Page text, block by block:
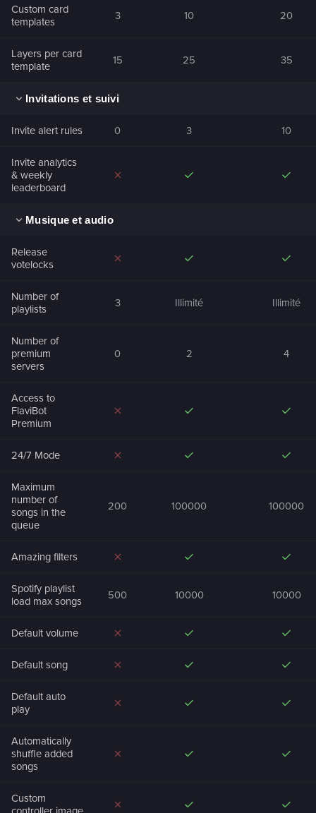
Custom card
templates
3 10 20
Layers per card
template
15 25 35
Invitations et suivi
Invite alert rules 0 3 10
Invite analytics
& weekly
leaderboard
Musique et audio
Release
votelocks
Number of
playlists
3 Illimité Illimité
Number of
premium
servers
0 2 4
Access to
FlaviBot
Premium
24/7 Mode
Maximum
number of
songs in the
queue
200 100000 100000
Amazing filters
Spotify playlist
load max songs
500 10000 10000
Default volume
Default song
Default auto
play
Automatically
shuffle added
songs
Custom